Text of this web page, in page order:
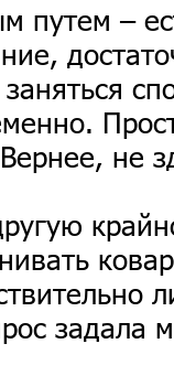
путем –
не
задала